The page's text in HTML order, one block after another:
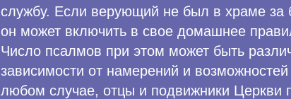
службу. Если верующий не был в храме за
он может включить в свое домашнее
Число псалмов при этом может быть
зависимости от намерений и
любом случае, отцы и подвижники Церкви